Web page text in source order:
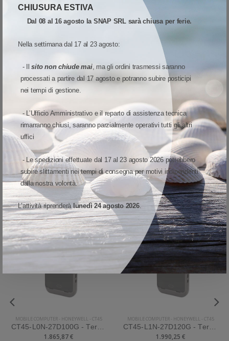
CHIUSURA ESTIVA
Dal 08 al 16 agosto la SNAP SRL sarà chiusa per ferie.
Nella settimana dal 17 al 23 agosto:
- Ilsito non chiude mai, ma gli ordini trasmessi saranno
processati a partire dal 17 agosto e potranno subire posticipi
nei tempi di gestione.
- L’Ufficio Amministrativo e il reparto di assistenza tecnica
rimarranno chiusi, saranno parzialmente operativi tutti gli altri
uffici
- Le spedizioni effettuate dal 17 al 23 agosto 2026 potrebbero
subire slittamenti nei tempi di consegna per motivi indipendenti
dalla nostra volontà.
L’attività riprenderàlunedì 24 agosto 2026.
octa-core Qualcomm Snapdragon 4290 da 2.0 GHz, 4 GB di RAM e 64
GB di memoria flash. Secondo gli standard IP65/IP68, il computer
mobile è anche resistente alla polvere e all’acqua, oltre che agli urti da
un’altezza di 1,8 m secondo lo standard MIL-STD-810H – fino a 2,4 m
su cemento con la custodia protettiva opzionale. In alternativa, il
modello CT45 XP offre un display Full HD multi-touch, batteria
sostituibile a caldo (warm-swap), 6 GB di RAM e un'interfaccia
potenziata con Wi-Fi 6 (opzionale), Bluetooth 5.1 e Low Energy.
VISUALIZZA MODELLO ED OPZIONI
HONEYWELL CT45 ALTRE VARIANTI
SCONTO 32%
MOBILE COMPUTER- HONEYWELL - CT45
CT45-L0N-27D100G - Terminale Honeywell palmare modello CT45
1.865,87 €
SCONTO 32%
MOBILE COMPUTER- HONEYWELL - CT45
CT45-L1N-27D120G - Terminale Honeywell palmare modello CT45
1.990,25 €